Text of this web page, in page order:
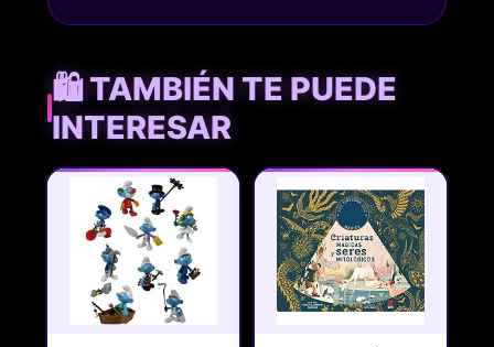
🛍️ TAMBIÉN TE PUEDE
INTERESAR